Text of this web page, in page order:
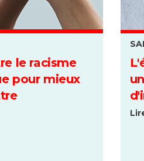
le racisme
pour mieux